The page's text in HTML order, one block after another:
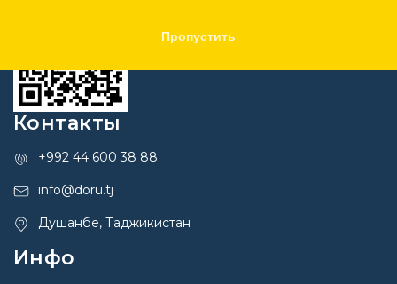
Пропустить
Контакты
+992 44 600 38 88
info@doru.tj
Душанбе, Таджикистан
Инфо